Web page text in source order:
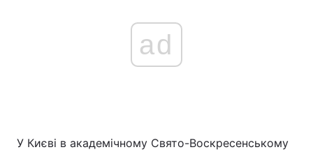
ad
У Києві в академічному Свято-Воскресенському